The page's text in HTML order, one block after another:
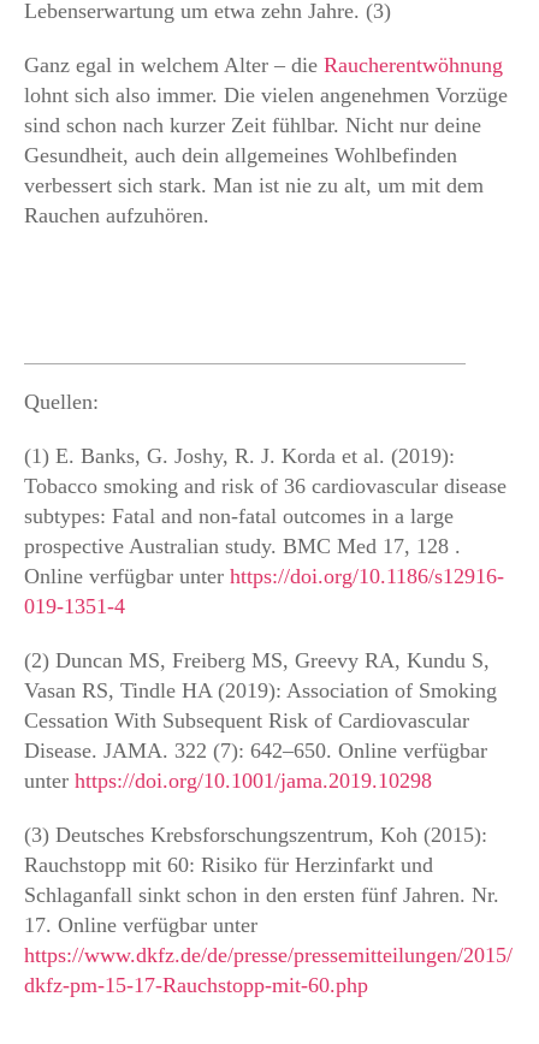
Lebenserwartung um etwa zehn Jahre. (3)
Ganz egal in welchem Alter – die Raucherentwöhnung
lohnt sich also immer. Die vielen angenehmen Vorzüge
sind schon nach kurzer Zeit fühlbar. Nicht nur deine
Gesundheit, auch dein allgemeines Wohlbefinden
verbessert sich stark. Man ist nie zu alt, um mit dem
Rauchen aufzuhören.
Quellen:
(1) E. Banks, G. Joshy, R. J. Korda et al. (2019):
Tobacco smoking and risk of 36 cardiovascular disease
subtypes: Fatal and non-fatal outcomes in a large
prospective Australian study. BMC Med 17, 128 .
Online verfügbar unter https://doi.org/10.1186/s12916-
019-1351-4
(2) Duncan MS, Freiberg MS, Greevy RA, Kundu S,
Vasan RS, Tindle HA (2019): Association of Smoking
Cessation With Subsequent Risk of Cardiovascular
Disease. JAMA. 322 (7): 642–650. Online verfügbar
unter https://doi.org/10.1001/jama.2019.10298
(3) Deutsches Krebsforschungszentrum, Koh (2015):
Rauchstopp mit 60: Risiko für Herzinfarkt und
Schlaganfall sinkt schon in den ersten fünf Jahren. Nr.
17. Online verfügbar unter
https://www.dkfz.de/de/presse/pressemitteilungen/2015/
dkfz-pm-15-17-Rauchstopp-mit-60.php